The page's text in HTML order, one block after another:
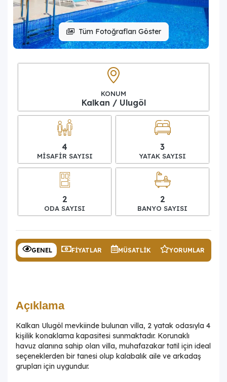
Tüm Fotoğrafları Göster
KONUM
Kalkan / Ulugöl
4
MISAFIR SAYISI
3
YATAK SAYISI
2
ODA SAYISI
2
BANYO SAYISI
GENEL FIYATLAR MÜSATLIK YORUMLAR
Açıklama
Kalkan Ulugöl mevkiinde bulunan villa, 2 yatak odasıyla 4
kişilik konaklama kapasitesi sunmaktadır. Korunaklı
havuz alanına sahip olan villa, muhafazakar tatil için ideal
seçeneklerden bir tanesi olup kalabalık aile ve arkadaş
grupları için uygundur.